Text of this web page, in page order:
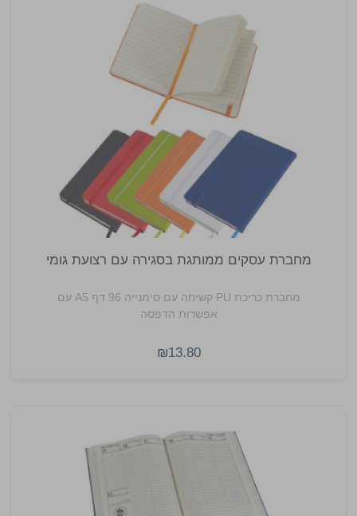
מחברת עסקים ממותגת בסגירה עם רצועת גומי
מחברת כריכת PU קשיחה עם סימנייה 96 דף A5 עם
אפשרות הדפסה
₪13.80